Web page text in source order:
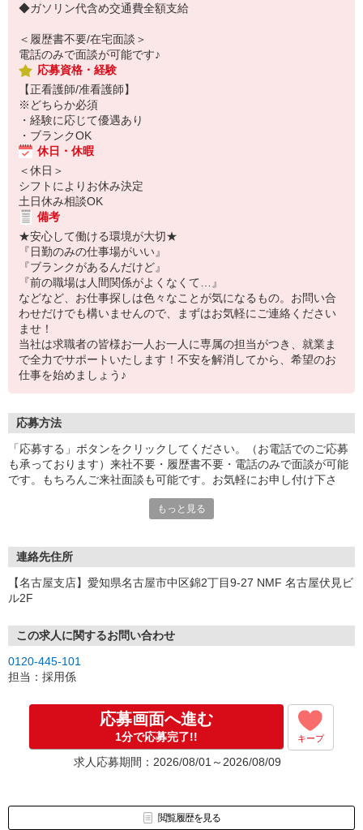
◆ガソリン代含め交通費全額支給
＜履歴書不要/在宅面談＞
電話のみで面談が可能です♪
応募資格・経験
【正看護師/准看護師】
※どちらか必須
・経験に応じて優遇あり
・ブランクOK
休日・休暇
＜休日＞
シフトによりお休み決定
土日休み相談OK
備考
★安心して働ける環境が大切★
『日勤のみの仕事場がいい』
『ブランクがあるんだけど』
『前の職場は人間関係がよくなくて…』
などなど、お仕事探しは色々なことが気になるもの。お問い合
わせだけでも構いませんので、まずはお気軽にご連絡ください
ませ！
当社は求職者の皆様お一人お一人に専属の担当がつき、就業ま
で全力でサポートいたします！不安を解消してから、希望のお
仕事を始めましょう♪
応募方法
「応募する」ボタンをクリックしてください。（お電話でのご応募
も承っております）来社不要・履歴書不要・電話のみで面談が可能
です。もちろんご来社面談も可能です。お気軽にお申し付け下さ
もっと見る
連絡先住所
【名古屋支店】愛知県名古屋市中区錦2丁目9-27 NMF 名古屋伏見ビ
ル2F
この求人に関するお問い合わせ
0120-445-101
担当：採用係
応募画面へ進む
1分で応募完了!! キープ
求人応募期間：2026/08/01～2026/08/09
閲覧履歴を見る